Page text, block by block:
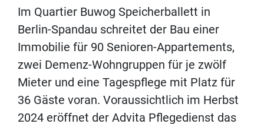
Im Quartier Buwog Speicherballett in
Berlin-Spandau schreitet der Bau einer
Immobilie für 90 Senioren-Appartements,
zwei Demenz-Wohngruppen für je zwölf
Mieter und eine Tagespflege mit Platz für
36 Gäste voran. Voraussichtlich im Herbst
2024 eröffnet der Advita Pflegedienst das